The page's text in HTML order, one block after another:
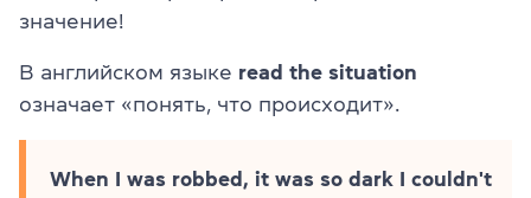
значение!
В английском языке read the situation
означает «понять, что происходит».
When I was robbed, it was so dark I couldn't